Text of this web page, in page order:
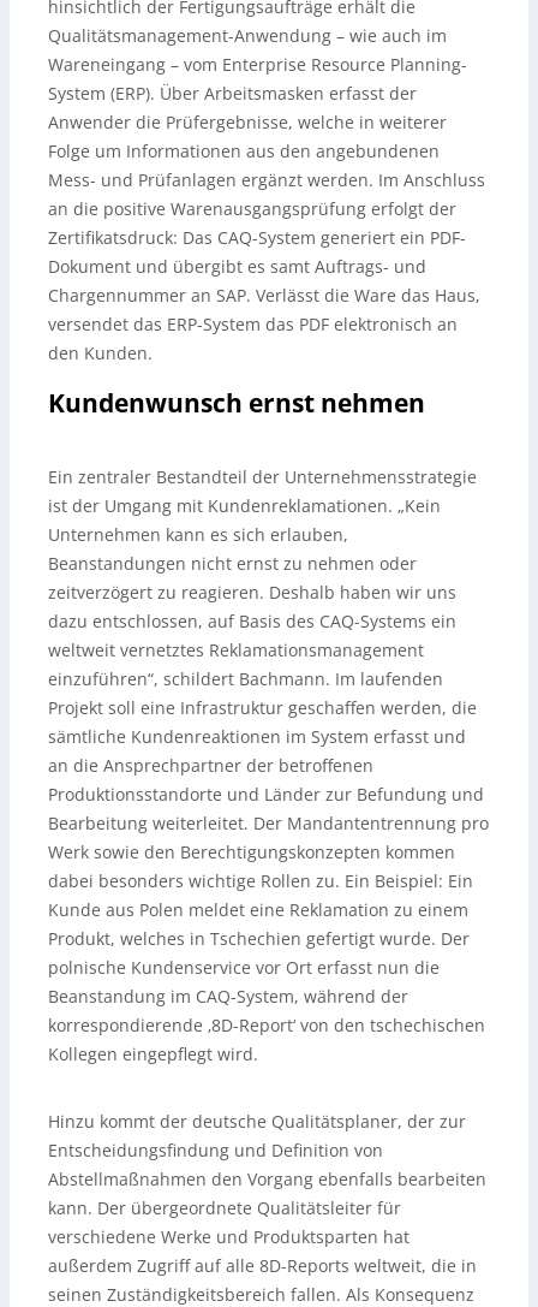
hinsichtlich der Fertigungsaufträge erhält die
Qualitätsmanagement-Anwendung – wie auch im
Wareneingang – vom Enterprise Resource Planning-
System (ERP). Über Arbeitsmasken erfasst der
Anwender die Prüfergebnisse, welche in weiterer
Folge um Informationen aus den angebundenen
Mess- und Prüfanlagen ergänzt werden. Im Anschluss
an die positive Warenausgangsprüfung erfolgt der
Zertifikatsdruck: Das CAQ-System generiert ein PDF-
Dokument und übergibt es samt Auftrags- und
Chargennummer an SAP. Verlässt die Ware das Haus,
versendet das ERP-System das PDF elektronisch an
den Kunden.
Kundenwunsch ernst nehmen
Ein zentraler Bestandteil der Unternehmensstrategie
ist der Umgang mit Kundenreklamationen. „Kein
Unternehmen kann es sich erlauben,
Beanstandungen nicht ernst zu nehmen oder
zeitverzögert zu reagieren. Deshalb haben wir uns
dazu entschlossen, auf Basis des CAQ-Systems ein
weltweit vernetztes Reklamationsmanagement
einzuführen“, schildert Bachmann. Im laufenden
Projekt soll eine Infrastruktur geschaffen werden, die
sämtliche Kundenreaktionen im System erfasst und
an die Ansprechpartner der betroffenen
Produktionsstandorte und Länder zur Befundung und
Bearbeitung weiterleitet. Der Mandantentrennung pro
Werk sowie den Berechtigungskonzepten kommen
dabei besonders wichtige Rollen zu. Ein Beispiel: Ein
Kunde aus Polen meldet eine Reklamation zu einem
Produkt, welches in Tschechien gefertigt wurde. Der
polnische Kundenservice vor Ort erfasst nun die
Beanstandung im CAQ-System, während der
korrespondierende ‚8D-Report‘ von den tschechischen
Kollegen eingepflegt wird.
Hinzu kommt der deutsche Qualitätsplaner, der zur
Entscheidungsfindung und Definition von
Abstellmaßnahmen den Vorgang ebenfalls bearbeiten
kann. Der übergeordnete Qualitätsleiter für
verschiedene Werke und Produktsparten hat
außerdem Zugriff auf alle 8D-Reports weltweit, die in
seinen Zuständigkeitsbereich fallen. Als Konsequenz